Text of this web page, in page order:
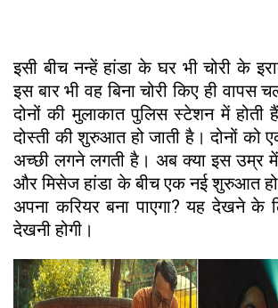
इसी बीच नन्हें हांडा के घर भी चोरी के
इस बार भी वह बिना चोरी किए ही वापस
दोनों की मुलाकात पुलिस स्टेशन में होती
दोस्ती की शुरुआत हो जाती है। दोनों को
अच्छी लगने लगती है। अब क्या इस उम्र
और मिसेज हांडा के बीच एक नई शुरुआत हो
अपना करियर बना पाएगा? यह देखने के
देखनी होगी।